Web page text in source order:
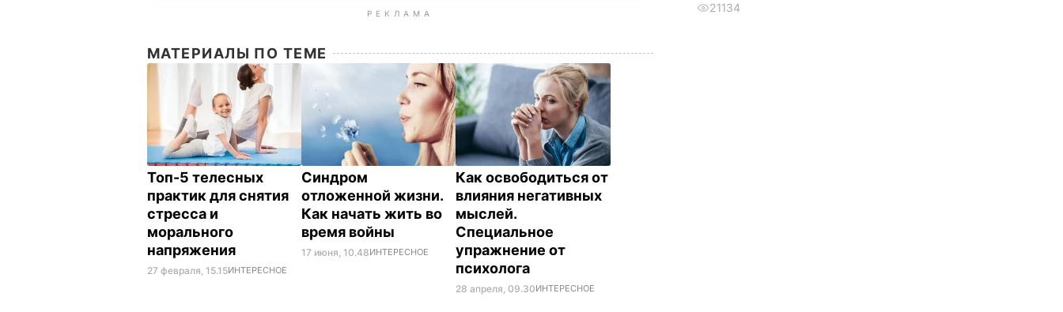
РЕКЛАМА
МАТЕРИАЛЫ ПО ТЕМЕ
Топ-5 телесных
практик для снятия
стресса и
морального
напряжения
27 февраля, 15.15ИНТЕРЕСНОЕ
Синдром
отложенной жизни.
Как начать жить во
время войны
17 июня, 10.48ИНТЕРЕСНОЕ
Как освободиться от
влияния негативных
мыслей.
Специальное
упражнение от
психолога
28 апреля, 09.30ИНТЕРЕСНОЕ
21134